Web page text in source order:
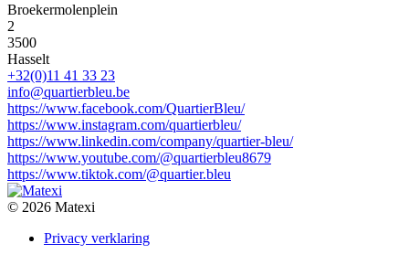
Broekermolenplein
2
3500
Hasselt
+32(0)11 41 33 23
info@quartierbleu.be
https://www.facebook.com/QuartierBleu/
https://www.instagram.com/quartierbleu/
https://www.linkedin.com/company/quartier-bleu/
https://www.youtube.com/@quartierbleu8679
https://www.tiktok.com/@quartier.bleu
© 2026 Matexi
Privacy verklaring